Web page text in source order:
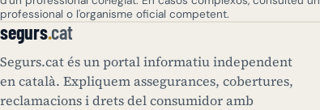
professional o l'organisme oficial competent.
segurs.cat
Segurs.cat és un portal informatiu independent
en català. Expliquem assegurances, cobertures,
reclamacions i drets del consumidor amb